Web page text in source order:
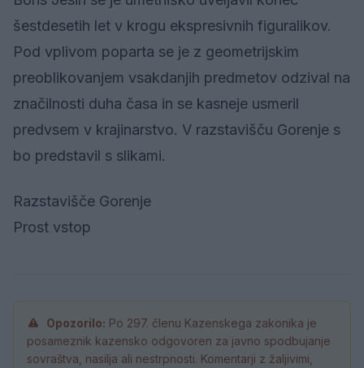
šestdesetih let v krogu ekspresivnih figuralikov.
Pod vplivom poparta se je z geometrijskim
preoblikovanjem vsakdanjih predmetov odzival na
značilnosti duha časa in se kasneje usmeril
predvsem v krajinarstvo. V razstavišču Gorenje s
bo predstavil s slikami.
Razstavišče Gorenje
Prost vstop
Opozorilo: Po 297. členu Kazenskega zakonika je
posameznik kazensko odgovoren za javno spodbujanje
sovraštva, nasilja ali nestrpnosti. Komentarji z žaljivimi,